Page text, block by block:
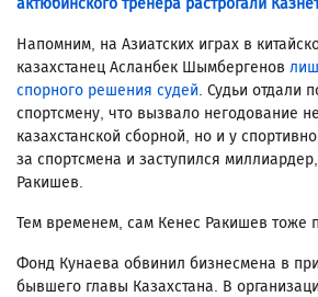
Напомним, на Азиатских играх в
казахстанец Асланбек Шымбергенов
спорного решения судей. Судьи отдали
спортсмену, что вызвало негодование
казахстанской сборной, но и у
за спортсмена и заступился
Ракишев.
Тем временем, сам Кенес Ракишев тоже
Фонд Кунаева обвинил бизнесмена в
бывшего главы Казахстана. В